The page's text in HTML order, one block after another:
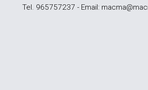
Tel. 965757237 - Email: